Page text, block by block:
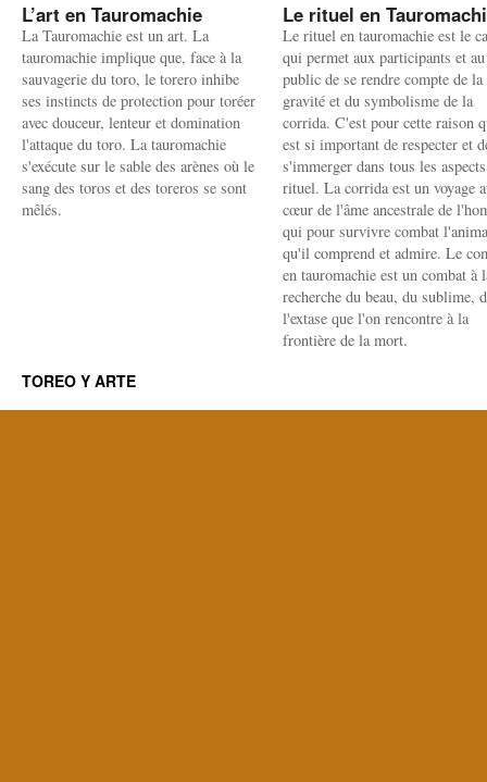
L’art en Tauromachie
La Tauromachie est un art. La
tauromachie implique que, face à la
sauvagerie du toro, le torero inhibe
ses instincts de protection pour toréer
avec douceur, lenteur et domination
l'attaque du toro. La tauromachie
s'exécute sur le sable des arènes où le
sang des toros et des toreros se sont
mêlés.
Le rituel en
Le rituel en tauromachie est le
qui permet aux participants et au
public de se rendre compte de la
gravité et du symbolisme de la
corrida. C'est pour cette raison
est si important de respecter et
s'immerger dans tous les
rituel. La corrida est un voyage
cœur de l'âme ancestrale de
qui pour survivre combat
qu'il comprend et admire. Le
en tauromachie est un combat à
recherche du beau, du sublime,
l'extase que l'on rencontre à la
frontière de la mort.
TOREO Y ARTE